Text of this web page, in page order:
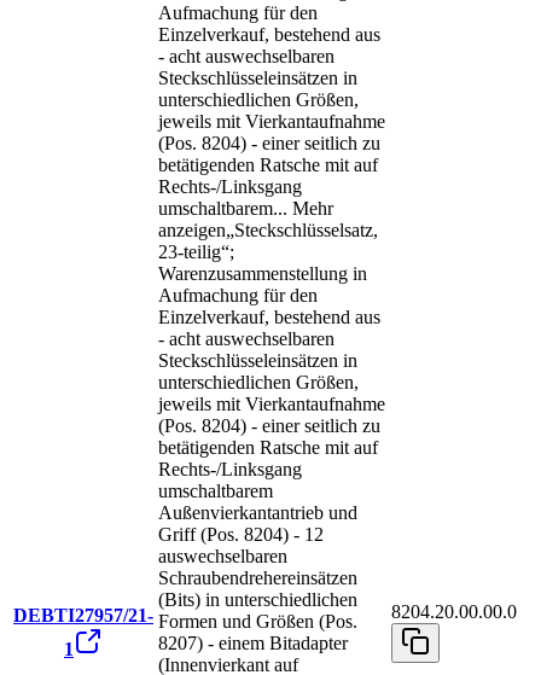
DEBTI27957/21-
1
Aufmachung für den
Einzelverkauf, bestehend aus
- acht auswechselbaren
Steckschlüsseleinsätzen in
unterschiedlichen Größen,
jeweils mit Vierkantaufnahme
(Pos. 8204) - einer seitlich zu
betätigenden Ratsche mit auf
Rechts-/Linksgang
umschaltbarem... Mehr
anzeigen„Steckschlüsselsatz,
23-teilig“;
Warenzusammenstellung in
Aufmachung für den
Einzelverkauf, bestehend aus
- acht auswechselbaren
Steckschlüsseleinsätzen in
unterschiedlichen Größen,
jeweils mit Vierkantaufnahme
(Pos. 8204) - einer seitlich zu
betätigenden Ratsche mit auf
Rechts-/Linksgang
umschaltbarem
Außenvierkantantrieb und
Griff (Pos. 8204) - 12
auswechselbaren
Schraubendrehereinsätzen
(Bits) in unterschiedlichen
Formen und Größen (Pos.
8207) - einem Bitadapter
(Innenvierkant auf
8204.20.00.00.0